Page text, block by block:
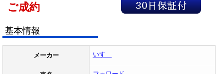
ご成約
基本情報
メーカー いすゞ